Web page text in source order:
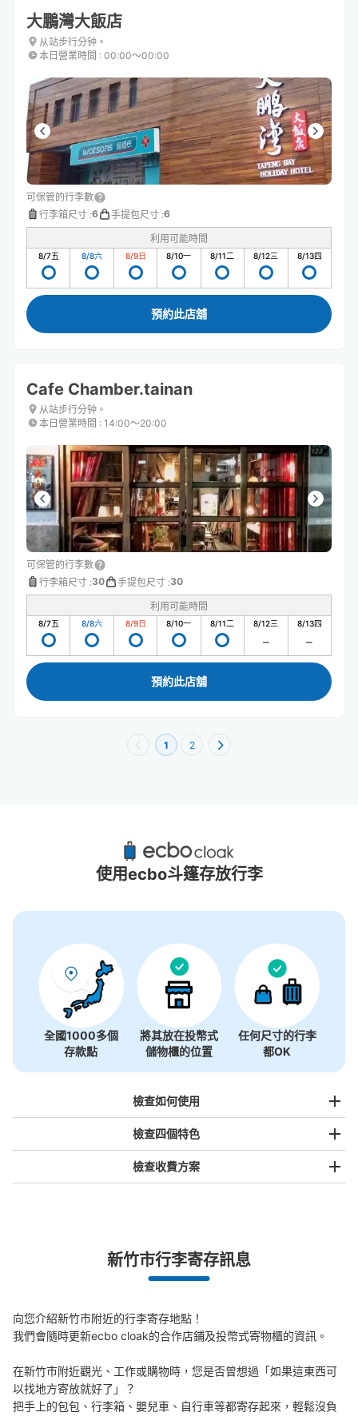
大鵬灣大飯店
从站步行分钟。
本日營業時間 : 00:00〜00:00
可保管的行李數
行李箱尺寸 :6 手提包尺寸 :6
利用可能時間
8/7五 8/8六 8/9日 8/10一 8/11二 8/12三 8/13四
預約此店舖
Cafe Chamber.tainan
从站步行分钟。
本日營業時間 : 14:00〜20:00
可保管的行李數
行李箱尺寸 :30 手提包尺寸 :30
利用可能時間
8/7五 8/8六 8/9日 8/10一 8/11二 8/12三 8/13四
預約此店舖
1 2
新竹市附近推薦的寄物櫃
0個投幣式置物櫃
使用ecbo斗篷存放行李
全國1000多個
存款點
將其放在投幣式
儲物櫃的位置
任何尺寸的行李
都OK
檢查如何使用
事先用手機預約
指定的日期和時間
檢查四個特色
全國有1,000家以上合作店鋪
檢查收費方案
最長邊未滿45cm的行李（小型背包、手提包、手提行李
等）
行李箱尺寸
NT$160
最長邊45cm以上的行李（行李箱、樂器、嬰兒車等）
新竹市行李寄存訊息
向您介紹新竹市附近的行李寄存地點！
我們會隨時更新ecbo cloak的合作店鋪及投幣式寄物櫃的資訊。
在新竹市附近觀光、工作或購物時，您是否曾想過「如果這東西可
以找地方寄放就好了」？
把手上的包包、行李箱、嬰兒車、自行車等都寄存起來，輕鬆沒負